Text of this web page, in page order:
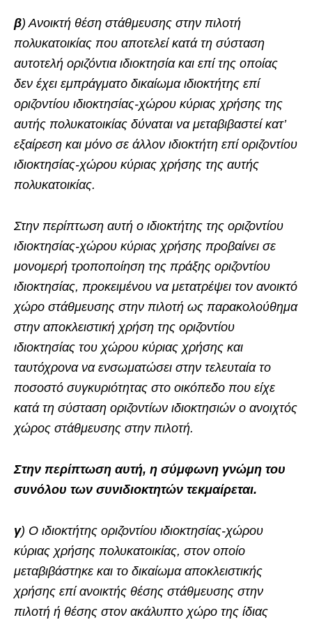
β) Ανοικτή θέση στάθμευσης στην πιλοτή
πολυκατοικίας που αποτελεί κατά τη σύσταση
αυτοτελή οριζόντια ιδιοκτησία και επί της οποίας
δεν έχει εμπράγματο δικαίωμα ιδιοκτήτης επί
οριζοντίου ιδιοκτησίας-χώρου κύριας χρήσης της
αυτής πολυκατοικίας δύναται να μεταβιβαστεί κατ’
εξαίρεση και μόνο σε άλλον ιδιοκτήτη επί οριζοντίου
ιδιοκτησίας-χώρου κύριας χρήσης της αυτής
πολυκατοικίας.
Στην περίπτωση αυτή ο ιδιοκτήτης της οριζοντίου
ιδιοκτησίας-χώρου κύριας χρήσης προβαίνει σε
μονομερή τροποποίηση της πράξης οριζοντίου
ιδιοκτησίας, προκειμένου να μετατρέψει τον ανοικτό
χώρο στάθμευσης στην πιλοτή ως παρακολούθημα
στην αποκλειστική χρήση της οριζοντίου
ιδιοκτησίας του χώρου κύριας χρήσης και
ταυτόχρονα να ενσωματώσει στην τελευταία το
ποσοστό συγκυριότητας στο οικόπεδο που είχε
κατά τη σύσταση οριζοντίων ιδιοκτησιών ο ανοιχτός
χώρος στάθμευσης στην πιλοτή.
Στην περίπτωση αυτή, η σύμφωνη γνώμη του
συνόλου των συνιδιοκτητών τεκμαίρεται.
γ) Ο ιδιοκτήτης οριζοντίου ιδιοκτησίας-χώρου
κύριας χρήσης πολυκατοικίας, στον οποίο
μεταβιβάστηκε και το δικαίωμα αποκλειστικής
χρήσης επί ανοικτής θέσης στάθμευσης στην
πιλοτή ή θέσης στον ακάλυπτο χώρο της ίδιας